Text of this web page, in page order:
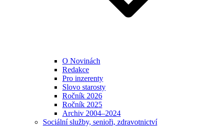
O Novinách
Redakce
Pro inzerenty
Slovo starosty
Ročník 2026
Ročník 2025
Archiv 2004–2024
Sociální služby, senioři, zdravotnictví